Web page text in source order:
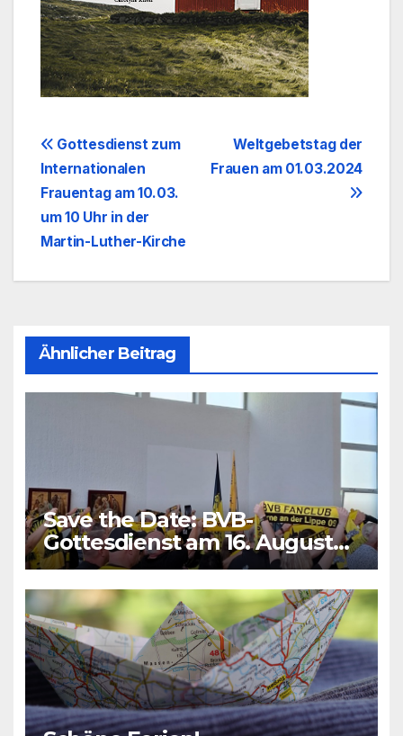
BeitragsnavigationWeltgebetstag der
Frauen am 01.03.2024
Gottesdienst zum
Internationalen
Frauentag am 10.03.
um 10 Uhr in der
Martin-Luther-Kirche
Ähnlicher Beitrag
Save the Date: BVB-
Gottesdienst am 16. August
2026